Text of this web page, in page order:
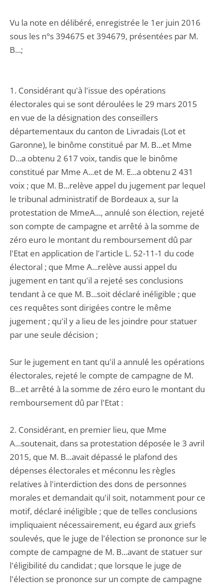
Vu la note en délibéré, enregistrée le 1er juin 2016
sous les n°s 394675 et 394679, présentées par M.
B...;
1. Considérant qu'à l'issue des opérations
électorales qui se sont déroulées le 29 mars 2015
en vue de la désignation des conseillers
départementaux du canton de Livradais (Lot et
Garonne), le binôme constitué par M. B...et Mme
D...a obtenu 2 617 voix, tandis que le binôme
constitué par Mme A...et de M. E...a obtenu 2 431
voix ; que M. B...relève appel du jugement par lequel
le tribunal administratif de Bordeaux a, sur la
protestation de MmeA..., annulé son élection, rejeté
son compte de campagne et arrêté à la somme de
zéro euro le montant du remboursement dû par
l'Etat en application de l'article L. 52-11-1 du code
électoral ; que Mme A...relève aussi appel du
jugement en tant qu'il a rejeté ses conclusions
tendant à ce que M. B...soit déclaré inéligible ; que
ces requêtes sont dirigées contre le même
jugement ; qu'il y a lieu de les joindre pour statuer
par une seule décision ;
Sur le jugement en tant qu'il a annulé les opérations
électorales, rejeté le compte de campagne de M.
B...et arrêté à la somme de zéro euro le montant du
remboursement dû par l'Etat :
2. Considérant, en premier lieu, que Mme
A...soutenait, dans sa protestation déposée le 3 avril
2015, que M. B...avait dépassé le plafond des
dépenses électorales et méconnu les règles
relatives à l'interdiction des dons de personnes
morales et demandait qu'il soit, notamment pour ce
motif, déclaré inéligible ; que de telles conclusions
impliquaient nécessairement, eu égard aux griefs
soulevés, que le juge de l'élection se prononce sur le
compte de campagne de M. B...avant de statuer sur
l'éligibilité du candidat ; que lorsque le juge de
l'élection se prononce sur un compte de campagne